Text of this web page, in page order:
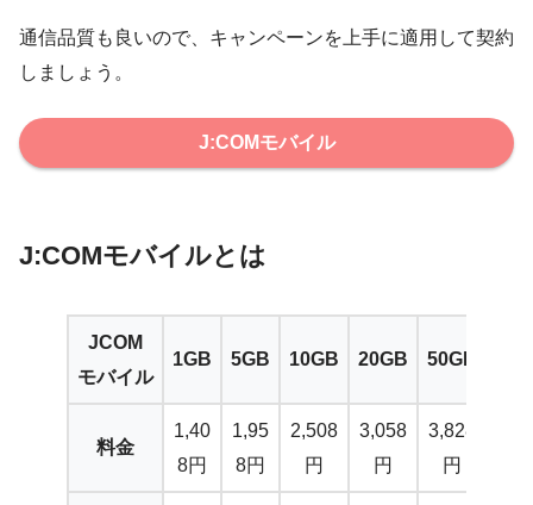
通信品質も良いので、キャンペーンを上手に適用して契約
しましょう。
J:COMモバイル
J:COMモバイルとは
JCOM
モバイル
1GB 5GB 10GB 20GB 50GB
料金
1,40
8円
1,95
8円
2,508
円
3,058
円
3,828
円